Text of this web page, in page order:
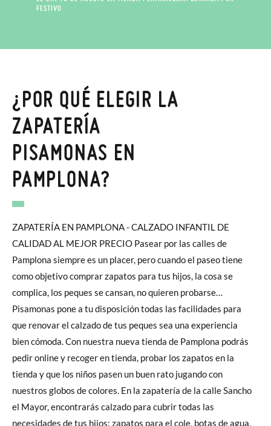
FESTIVO
¿POR QUÉ ELEGIR LA
ZAPATERÍA
PISAMONAS EN
PAMPLONA?
ZAPATERÍA EN PAMPLONA - CALZADO INFANTIL DE
CALIDAD AL MEJOR PRECIO Pasear por las calles de
Pamplona siempre es un placer, pero cuando el paseo tiene
como objetivo comprar zapatos para tus hijos, la cosa se
complica, los peques se cansan, no quieren probarse…
Pisamonas pone a tu disposición todas las facilidades para
que renovar el calzado de tus peques sea una experiencia
bien cómoda. Con nuestra nueva tienda de Pamplona podrás
pedir online y recoger en tienda, probar los zapatos en la
tienda y que los niños pasen un buen rato jugando con
nuestros globos de colores. En la zapatería de la calle Sancho
el Mayor, encontrarás calzado para cubrir todas las
necesidades de tus hijos: zapatos para el cole, botas de agua,